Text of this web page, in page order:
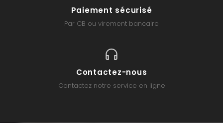
Paiement sécurisé
Par CB ou virement bancaire
Contactez-nous
Contactez notre service en ligne